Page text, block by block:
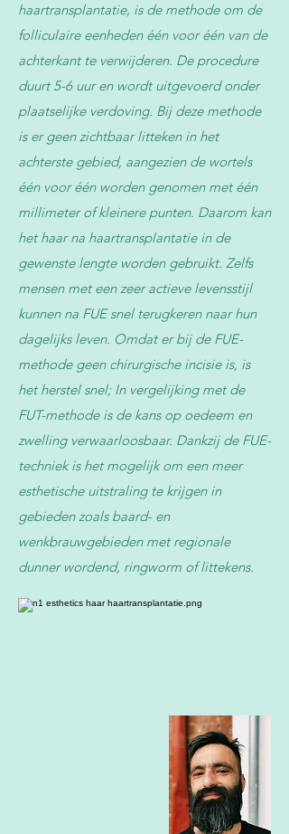
focus op natuurlijke haarlijnen en
N°1 Esthetics selecteert artsen op basis
van kwaliteit, expertise en resultaten,
niet op basis van commerciële
afspraken.
haartransplantatie, is de methode om de
folliculaire eenheden één voor één van de
achterkant te verwijderen. De procedure
duurt 5-6 uur en wordt uitgevoerd onder
plaatselijke verdoving. Bij deze methode
is er geen zichtbaar litteken in het
achterste gebied, aangezien de wortels
één voor één worden genomen met één
millimeter of kleinere punten. Daarom kan
het haar na haartransplantatie in de
gewenste lengte worden gebruikt. Zelfs
mensen met een zeer actieve levensstijl
kunnen na FUE snel terugkeren naar hun
dagelijks leven. Omdat er bij de FUE-
methode geen chirurgische incisie is, is
het herstel snel; In vergelijking met de
FUT-methode is de kans op oedeem en
zwelling verwaarloosbaar. Dankzij de FUE-
techniek is het mogelijk om een ​​meer
esthetische uitstraling te krijgen in
gebieden zoals baard- en
wenkbrauwgebieden met regionale
dunner wordend, ringworm of littekens.